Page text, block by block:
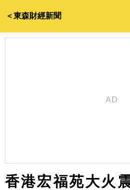
＜東森財經新聞
香港宏福苑大火